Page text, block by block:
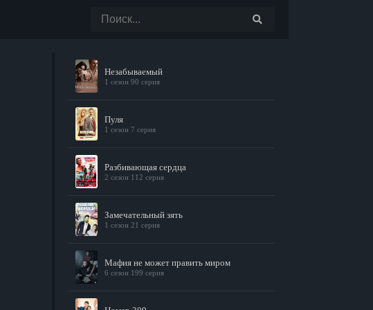
Незабываемый
1 сезон 90 серия
Пуля
1 сезон 7 серия
Разбивающая сердца
2 сезон 112 серия
Замечательный зять
1 сезон 21 серия
Мафия не может править миром
6 сезон 199 серия